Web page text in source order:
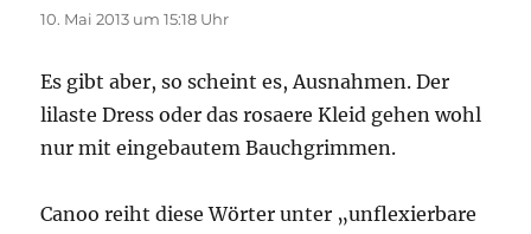
10. Mai 2013 um 15:18 Uhr
Es gibt aber, so scheint es, Ausnahmen. Der
lilaste Dress oder das rosaere Kleid gehen wohl
nur mit eingebautem Bauchgrimmen.
Canoo reiht diese Wörter unter „unflexierbare